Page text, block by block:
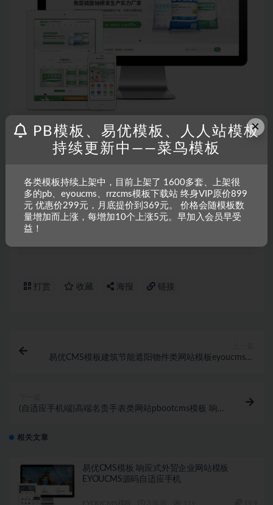
主题授权提示：请在后台主题设置-主题授权-激活主题的正版授
权，授权购买： RiTheme官网
声明：本站所有文章，如无特殊说明或标注，均为本站原创发
布。任何个人或组织，在未征得本站同意时，禁止复制、盗用、
采集、发布本站内容到任何网站、书籍等各类媒体平台。如若本
打赏 收藏 海报 链接
易优CMS模板建筑节能遮阳物件类网站模板eyoucms源
(自适应手机端)高端名贵手表类网站pbootcms模板 响应
相关文章
易优CMS模板 响应式外贸企业网站模板
EYOUCMS源码自适应手机
×
PB模板、易优模板、人人站模板
持续更新中——菜鸟模板
各类模板持续上架中，目前上架了 1600多套、上架很
多的pb、eyoucms、rrzcms模板下载站 终身VIP原价899
元 优惠价299元，月底提价到369元。 价格会随模板数
量增加而上涨，每增加10个上涨5元。早加入会员早受
益！